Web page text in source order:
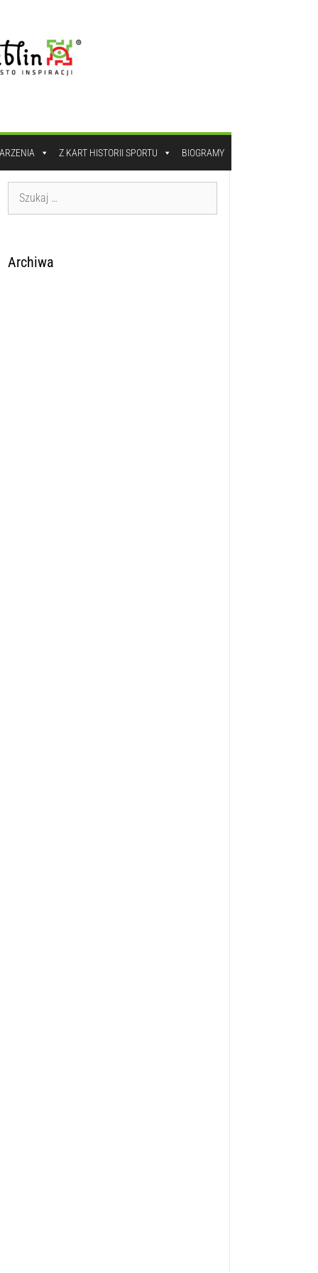
Z KART HISTORII SPORTU BIOGRAMY
Archiwa